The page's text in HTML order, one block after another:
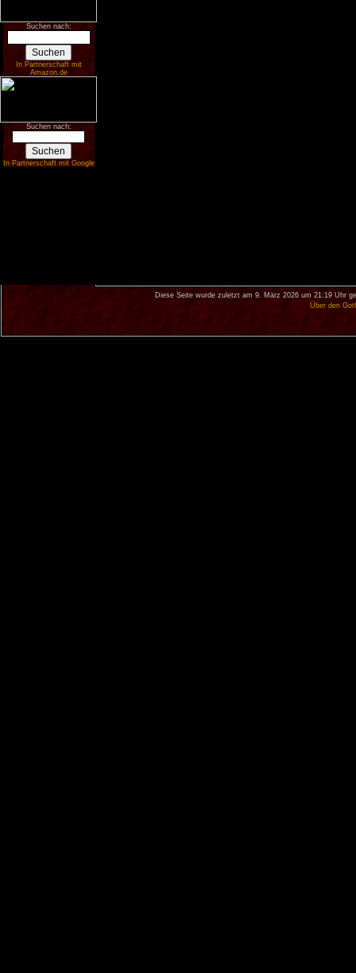
Suchen nach:
In Partnerschaft mit
Amazon.de
Suchen nach:
In Partnerschaft mit Google
Diese Seite wurde zuletzt am 9. März 2026 um 21:19 Uhr
Über den